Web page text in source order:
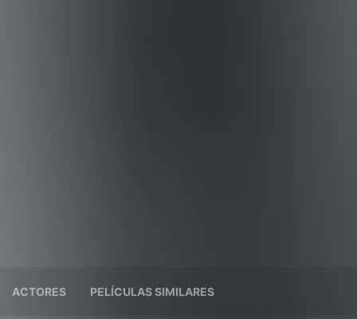
ACTORES PELÍCULAS SIMILARES